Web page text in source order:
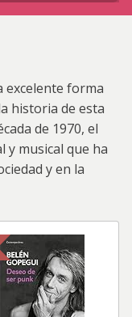
excelente forma
historia de esta
de 1970, el
musical que ha
y en la